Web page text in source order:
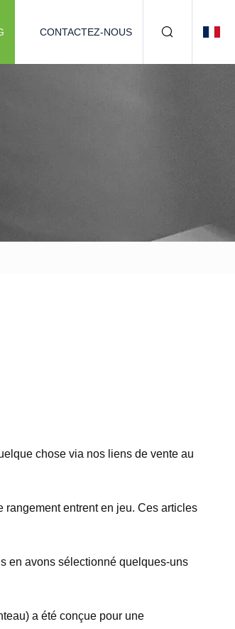
CONTACTEZ-NOUS
chose via nos liens de vente au
entrent en jeu. Ces articles
en avons sélectionné quelques-uns
a été conçue pour une